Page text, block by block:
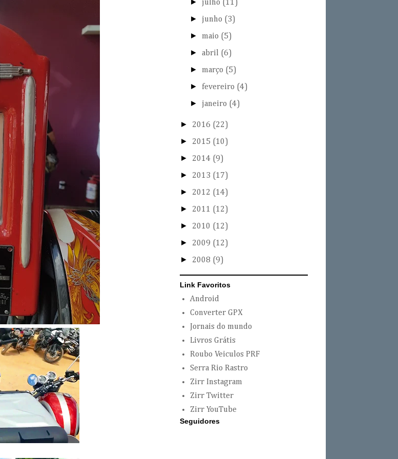
► julho (11)
► junho (3)
► maio (5)
►abril (6)
► março (5)
► fevereiro (4)
► janeiro (4)
► 2016 (22)
► 2015 (10)
► 2014 (9)
► 2013 (17)
► 2012 (14)
► 2011 (12)
► 2010 (12)
► 2009 (12)
► 2008 (9)
Link Favoritos
Android
Converter GPX
Jornais do mundo
Livros Grátis
Roubo Veiculos PRF
Serra Rio Rastro
Zirr Instagram
Zirr Twitter
Zirr YouTube
Seguidores